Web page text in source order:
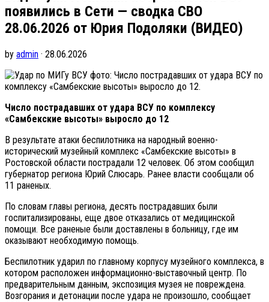
появились в Сети — сводка СВО
28.06.2026 от Юрия Подоляки (ВИДЕО)
by admin · 28.06.2026
фото: Число пострадавших от удара ВСУ по
комплексу «Самбекские высоты» выросло до 12.
Число пострадавших от удара ВСУ по комплексу
«Самбекские высоты» выросло до 12
В результате атаки беспилотника на народный военно-
исторический музейный комплекс «Самбекские высоты» в
Ростовской области пострадали 12 человек. Об этом сообщил
губернатор региона Юрий Слюсарь. Ранее власти сообщали об
11 раненых.
По словам главы региона, десять пострадавших были
госпитализированы, еще двое отказались от медицинской
помощи. Все раненые были доставлены в больницу, где им
оказывают необходимую помощь.
Беспилотник ударил по главному корпусу музейного комплекса, в
котором расположен информационно-выставочный центр. По
предварительным данным, экспозиция музея не повреждена.
Возгорания и детонации после удара не произошло, сообщает